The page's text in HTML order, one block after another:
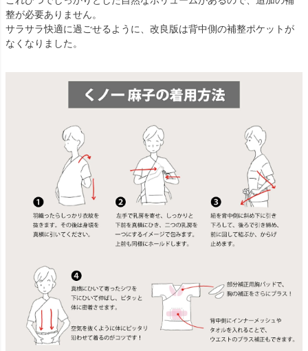
整が必要ありません。
サラサラ快適に過ごせるように、改良版は背中側の補整ポケットが
なくなりました。